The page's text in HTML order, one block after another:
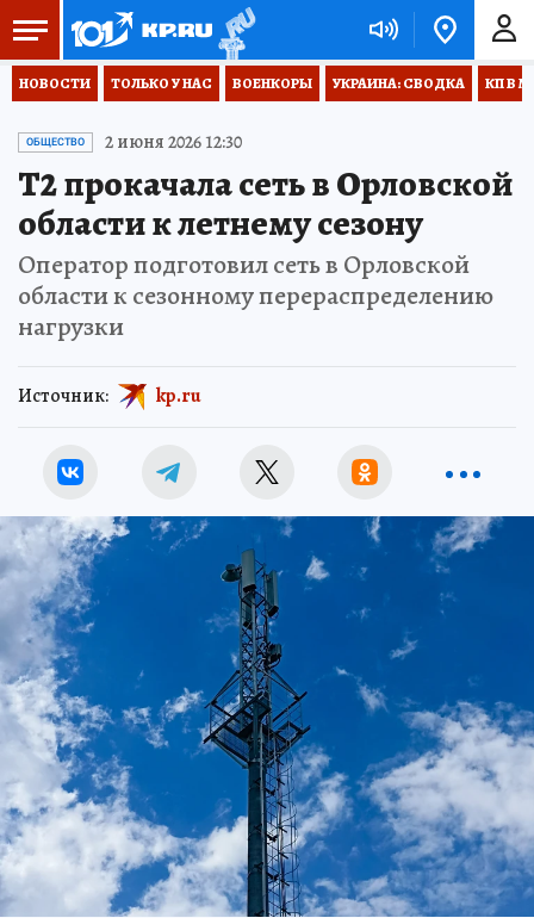
НОВОСТИ ТОЛЬКО У НАС ВОЕНКОРЫ УКРАИНА: СВОДКА КП В
ОБЩЕСТВО 2 июня 2026 12:30
T2 прокачала сеть в Орловской
области к летнему сезону
Оператор подготовил сеть в Орловской
области к сезонному перераспределению
нагрузки
Источник: kp.ru